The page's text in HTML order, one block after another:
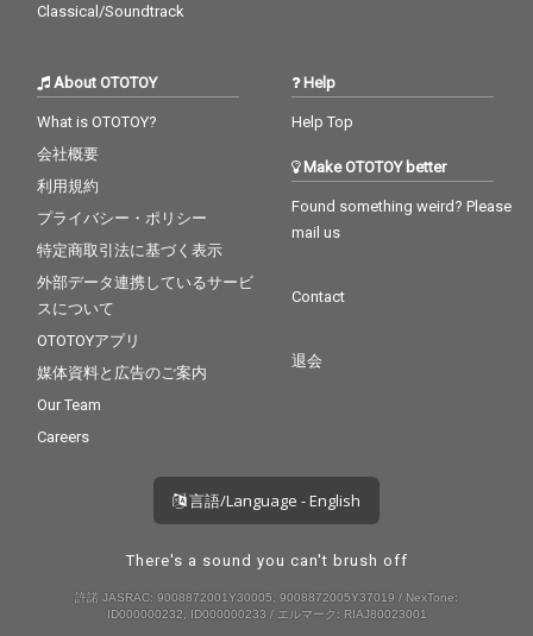
Classical/Soundtrack
About OTOTOY
What is OTOTOY?
会社概要
利用規約
プライバシー・ポリシー
特定商取引法に基づく表示
外部データ連携しているサービ
スについて
OTOTOYアプリ
媒体資料と広告のご案内
Our Team
Careers
Help
Help Top
Make OTOTOY better
Found something weird? Please
mail us
Contact
退会
言語/Language - English
There's a sound you can't brush off
許諾 JASRAC: 9008872001Y30005, 9008872005Y37019 / NexTone:
ID000000232, ID000000233 / エルマーク: RIAJ80023001